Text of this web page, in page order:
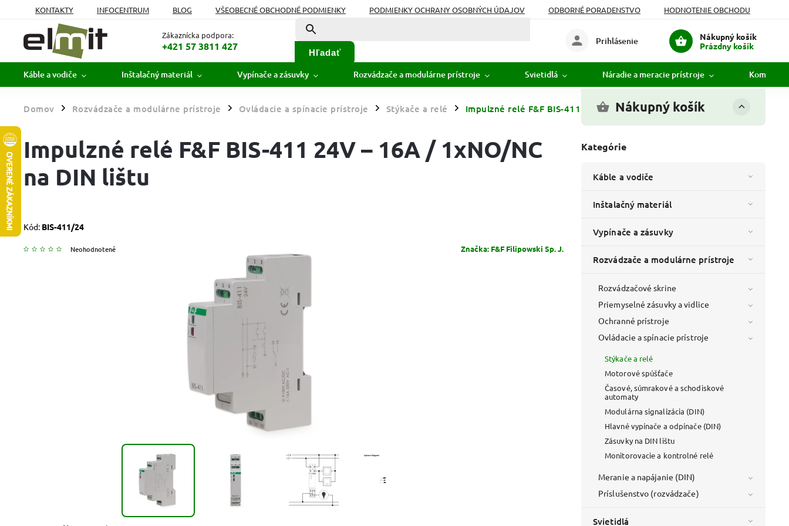
KONTAKTY INFOCENTRUM BLOG VŠEOBECNÉ OBCHODNÉ PODMIENKY PODMIENKY OCHRANY OSOBNÝCH ÚDAJOV ODBORNÉ PORADENSTVO
HODNOTENIE OBCHODU
MOJA OBJEDNÁVKA
Zákaznícka podpora:
+421 57 3811 427
Hľadať
Nákupný košík
Prázdny košík
Prihlásenie
Káble a vodiče Inštalačný materiál Vypínače a zásuvky Rozvádzače a modulárne prístroje Svietidlá Náradie a meracie prístroje
Domov / Rozvádzače a modulárne prístroje / Ovládacie a spínacie prístroje / Stýkače a relé / Impulzné relé F&F BIS-411 24V – 16A / 1xNO/NC na DIN lištu
Nákupný košík
Kategórie
Káble a vodiče
Inštalačný materiál
Vypínače a zásuvky
Rozvádzače a modulárne prístroje
Rozvádzačové skrine
Priemyselné zásuvky a vidlice
Ochranné prístroje
Ovládacie a spínacie prístroje
Stýkače a relé
Motorové spúšťače
Časové, súmrakové a schodiskové
automaty
Modulárna signalizácia (DIN)
Hlavné vypínače a odpínače (DIN)
Zásuvky na DIN lištu
Monitorovacie a kontrolné relé
Meranie a napájanie (DIN)
Príslušenstvo (rozvádzače)
Svietidlá
Impulzné relé F&F BIS-411 24V – 16A / 1xNO/NC
na DIN lištu
Kód: BIS-411/24
Neohodnotené Značka: F&F Filipowski Sp. J.